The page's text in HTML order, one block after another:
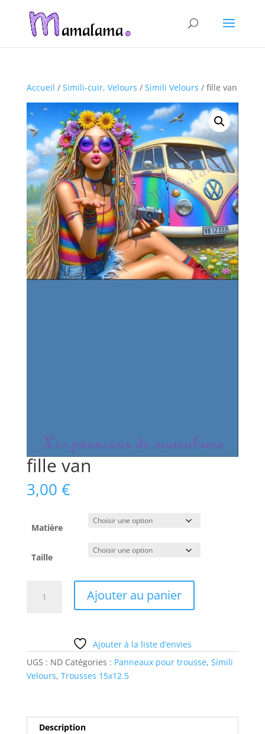
Accueil / Simili-cuir, Velours / Simili Velours / fille van
fille van
3,00 €
Matière
Taille
Ajouter au panier
Ajouter à la liste d’envies
UGS : ND Catégories : Panneaux pour trousse, Simili
Velours, Trousses 15x12.5
Description